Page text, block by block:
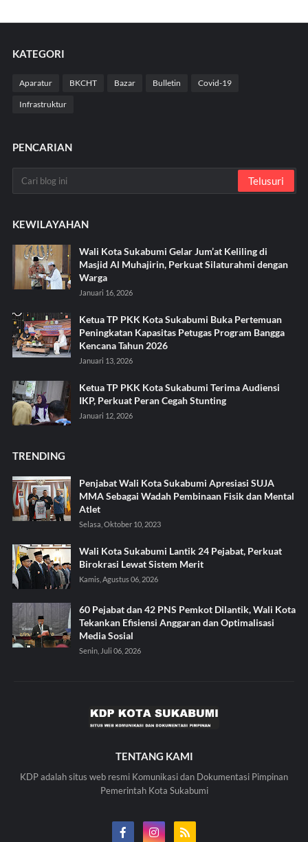
KATEGORI
Aparatur BKCHT Bazar Bulletin Covid-19
Infrastruktur
PENCARIAN
KEWILAYAHAN
Wali Kota Sukabumi Gelar Jum’at Keliling di
Masjid Al Muhajirin, Perkuat Silaturahmi dengan
Warga
Januari 16, 2026
Ketua TP PKK Kota Sukabumi Buka Pertemuan
Peningkatan Kapasitas Petugas Program Bangga
Kencana Tahun 2026
Januari 13, 2026
Ketua TP PKK Kota Sukabumi Terima Audiensi
IKP, Perkuat Peran Cegah Stunting
Januari 12, 2026
TRENDING
Penjabat Wali Kota Sukabumi Apresiasi SUJA
MMA Sebagai Wadah Pembinaan Fisik dan Mental
Atlet
Selasa, Oktober 10, 2023
Wali Kota Sukabumi Lantik 24 Pejabat, Perkuat
Birokrasi Lewat Sistem Merit
Kamis, Agustus 06, 2026
60 Pejabat dan 42 PNS Pemkot Dilantik, Wali Kota
Tekankan Efisiensi Anggaran dan Optimalisasi
Media Sosial
Senin, Juli 06, 2026
TENTANG KAMI
KDP adalah situs web resmi Komunikasi dan Dokumentasi Pimpinan
Pemerintah Kota Sukabumi